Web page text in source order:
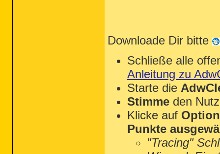
Downloade Dir bitte
Schließe alle
Anleitung zu
Starte die
Stimme den
Klicke auf
Punkte
"Tracing"